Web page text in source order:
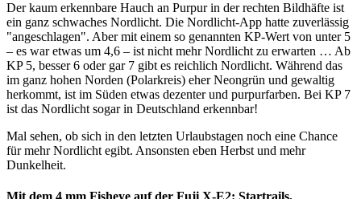
Der kaum erkennbare Hauch an Purpur in der rechten Bildhäfte ist
ein ganz schwaches Nordlicht. Die Nordlicht-App hatte zuverlässig
"angeschlagen". Aber mit einem so genannten KP-Wert von unter 5
– es war etwas um 4,6 – ist nicht mehr Nordlicht zu erwarten … Ab
KP 5, besser 6 oder gar 7 gibt es reichlich Nordlicht. Während das
im ganz hohen Norden (Polarkreis) eher Neongrün und gewaltig
herkommt, ist im Süden etwas dezenter und purpurfarben. Bei KP 7
ist das Nordlicht sogar in Deutschland erkennbar!
Mal sehen, ob sich in den letzten Urlaubstagen noch eine Chance
für mehr Nordlicht egibt. Ansonsten eben Herbst und mehr
Dunkelheit.